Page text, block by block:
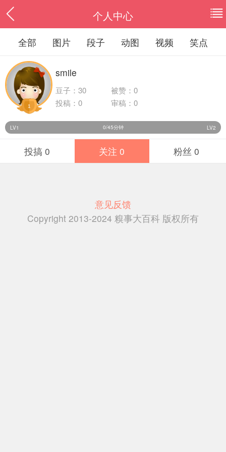
个人中心
全部 图片 段子 动图 视频 笑点
1
smile
豆子： 30
被赞：0
投稿：0
审稿：0
LV1 0/45分钟 LV2
投搞 0 关注 0 粉丝 0
意见反馈
Copyright 2013-2024 糗事大百科 版权所有